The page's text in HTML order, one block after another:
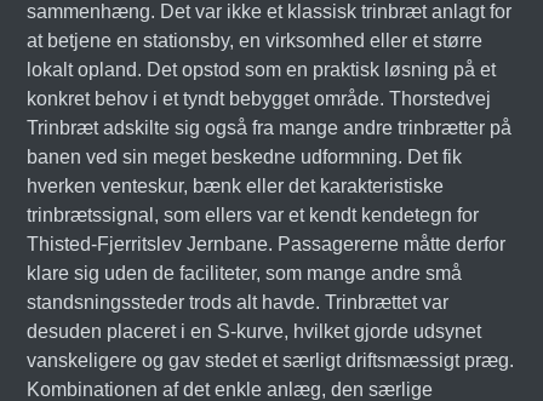
sammenhæng. Det var ikke et klassisk trinbræt anlagt for
at betjene en stationsby, en virksomhed eller et større
lokalt opland. Det opstod som en praktisk løsning på et
konkret behov i et tyndt bebygget område. Thorstedvej
Trinbræt adskilte sig også fra mange andre trinbrætter på
banen ved sin meget beskedne udformning. Det fik
hverken venteskur, bænk eller det karakteristiske
trinbrætssignal, som ellers var et kendt kendetegn for
Thisted-Fjerritslev Jernbane. Passagererne måtte derfor
klare sig uden de faciliteter, som mange andre små
standsningssteder trods alt havde. Trinbrættet var
desuden placeret i en S-kurve, hvilket gjorde udsynet
vanskeligere og gav stedet et særligt driftsmæssigt præg.
Kombinationen af det enkle anlæg, den særlige